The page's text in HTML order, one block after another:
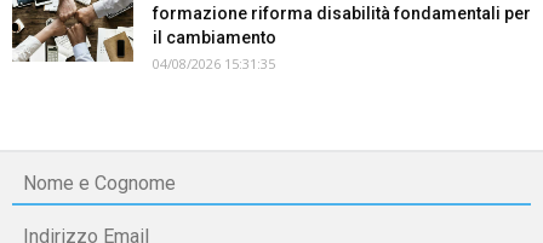
formazione riforma disabilità fondamentali per
il cambiamento
04/08/2026 15:31:35